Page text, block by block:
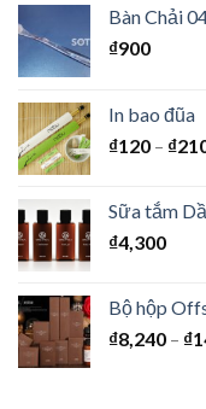
Bàn Chải
₫900
In bao đũa
₫120 – ₫
Sữa tắm
₫4,300
Bộ hộp
₫8,240 – ₫